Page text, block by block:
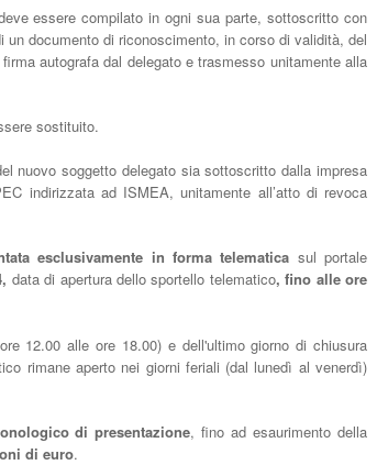
essere compilato in ogni sua parte, sottoscritto con
documento di riconoscimento, in corso di validità, del
autografa dal delegato e trasmesso unitamente alla
sostituito.
nuovo soggetto delegato sia sottoscritto dalla impresa
indirizzata ad ISMEA, unitamente all’atto di revoca
esclusivamente in forma telematica sul portale
data di apertura dello sportello telematico, fino alle ore
12.00 alle ore 18.00) e dell'ultimo giorno di chiusura
rimane aperto nei giorni feriali (dal lunedì al venerdì)
di presentazione, fino ad esaurimento della
di euro.